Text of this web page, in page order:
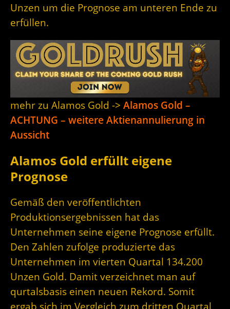
Unzen um die Prognose am unteren Ende zu
erfüllen.
mehr zu Alamos Gold -> Alamos Gold –
ACHTUNG – weitere Aktienannulierung in
Aussicht
Alamos Gold erfüllt eigene
Prognose
Gemäß den veröffentlichten
Produktionsergebnissen hat das
Unternehmen seine eigene Prognose erfüllt.
Den Zahlen zufolge produzierte das
Unternehmen im vierten Quartal 134.200
Unzen Gold. Damit verzeichnet man auf
qurtalsbasis einen neuen Rekord. Somit
ergab sich im Vergleich zum dritten Quartal